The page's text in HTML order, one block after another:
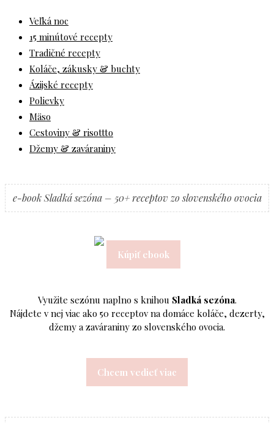
Veľká noc
15 minútové recepty
Tradičné recepty
Koláče, zákusky & buchty
Ázijské recepty
Polievky
Mäso
Cestoviny & risottto
Džemy & zaváraniny
e-book Sladká sezóna – 50+ receptov zo slovenského ovocia
Kúpiť ebook
Využite sezónu naplno s knihou Sladká sezóna.
Nájdete v nej viac ako 50 receptov na domáce koláče, dezerty,
džemy a zaváraniny zo slovenského ovocia.
Chcem vedieť viac